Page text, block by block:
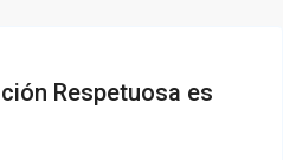
Respetuosa es